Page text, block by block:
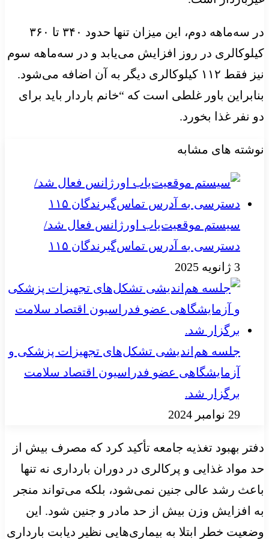
در سه‌ماهه دوم، این میزان تنها حدود ۳۴۰ تا ۳۶۰
کیلوکالری در روز افزایش می‌یابد و در سه‌ماهه سوم
نیز فقط ۱۱۲ کیلوکالری دیگر به آن اضافه می‌شود.
بنابراین باور غلطی است که “خانم باردار باید برای
دو نفر غذا بخورد.
نوشته های مشابه
سیستم موقعیت‌یاب اورژانس فعال شد/
دسترسی به آدرس تماس‌گیرندگان ۱۱۵
3 ژانویه 2025
جلسه هم‌اندیشی تشکل‌های تجهیزات پزشکی و
آزمایشگاهی عضو فدراسیون اقتصاد سلامت
برگزار شد.
29 نوامبر 2024
دفتر بهبود تغذیه جامعه تأکید کرد که مصرف بیش از
حد مواد غذایی و پرکالری در دوران بارداری نه تنها
باعث رشد عالی جنین نمی‌شود، بلکه می‌تواند منجر
به افزایش وزن بیش از حد مادر و جنین شود. این
وضعیت خطر ابتلا به بیماری‌هایی نظیر دیابت بارداری